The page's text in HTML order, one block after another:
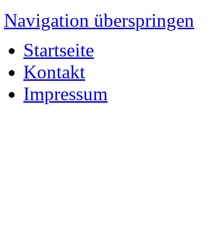
Navigation überspringen
Startseite
Kontakt
Impressum